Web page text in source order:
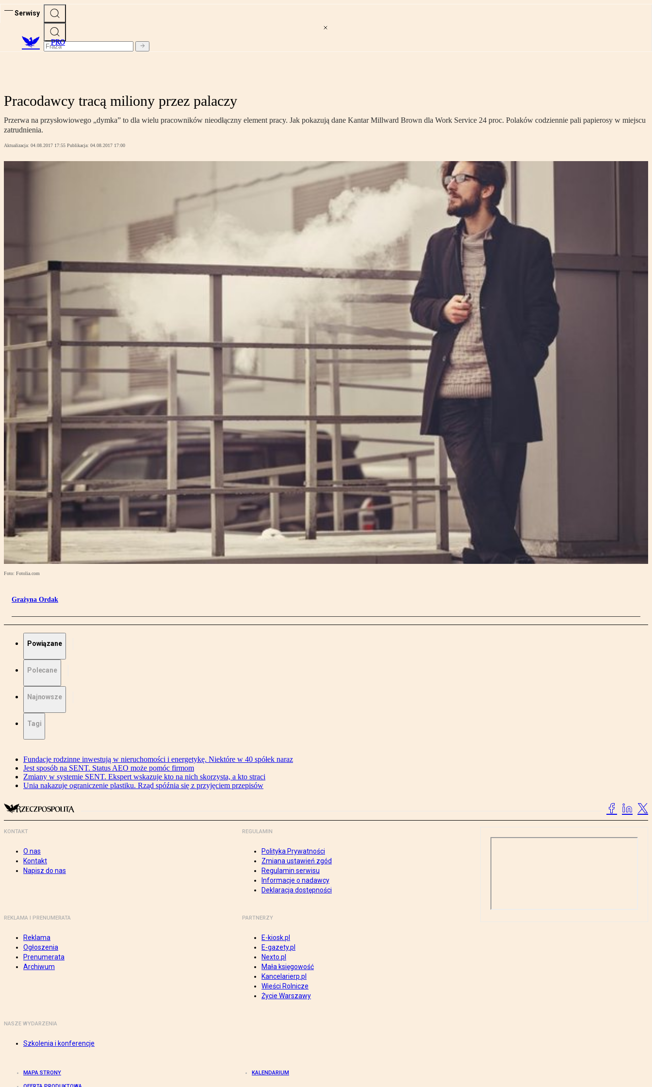
Serwisy
PRO
Pracodawcy tracą miliony przez palaczy
Przerwa na przysłowiowego „dymka” to dla wielu pracowników nieodłączny element pracy. Jak pokazują dane Kantar Millward Brown dla Work Service 24 proc. Polaków codziennie pali papierosy w miejscu
zatrudnienia.
Aktualizacja: 04.08.2017 17:55 Publikacja: 04.08.2017 17:00
Foto: Fotolia.com
Grażyna Ordak
Powiązane
Polecane
Najnowsze
Tagi
Fundacje rodzinne inwestują w nieruchomości i energetykę. Niektóre w 40 spółek naraz
Jest sposób na SENT. Status AEO może pomóc firmom
Zmiany w systemie SENT. Ekspert wskazuje kto na nich skorzysta, a kto straci
Unia nakazuje ograniczenie plastiku. Rząd spóźnia się z przyjęciem przepisów
KONTAKT
O nas
Kontakt
Napisz do nas
REGULAMIN
Polityka Prywatności
Zmiana ustawień zgód
Regulamin serwisu
Informacje o nadawcy
Deklaracja dostępności
REKLAMA I PRENUMERATA
Reklama
Ogłoszenia
Prenumerata
Archiwum
PARTNERZY
E-kiosk.pl
E-gazety.pl
Nexto.pl
Mała księgowość
Kancelarierp.pl
Wieści Rolnicze
Życie Warszawy
NASZE WYDARZENIA
Szkolenia i konferencje
MAPA STRONY KALENDARIUM